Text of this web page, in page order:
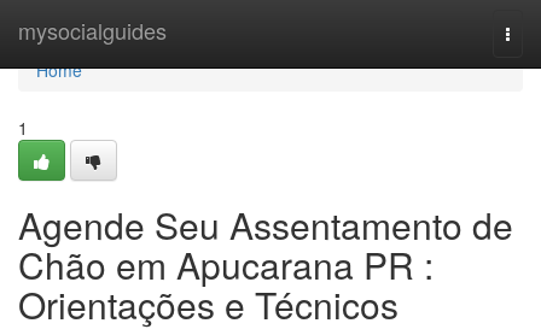
mysocialguides
Home
Home
1
Agende Seu Assentamento de
Chão em Apucarana PR :
Orientações e Técnicos